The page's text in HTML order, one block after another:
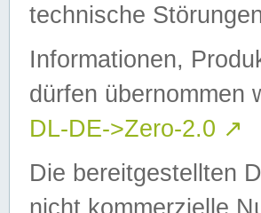
technische
Informationen,
dürfen übernommen
DL-DE->Zero-2.0 ↗
Die bereitgestellten
nicht kommerzielle